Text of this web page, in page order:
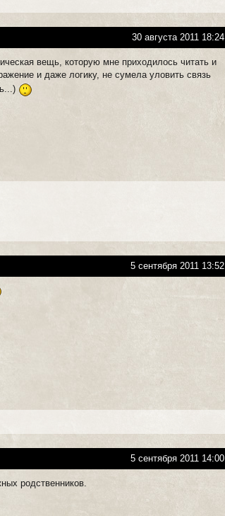
30 августа 2011 18:24
вещь, которую мне приходилось читать и
и даже логику, не сумела уловить связь
5 сентября 2011 13:52
5 сентября 2011 14:00
родственников.